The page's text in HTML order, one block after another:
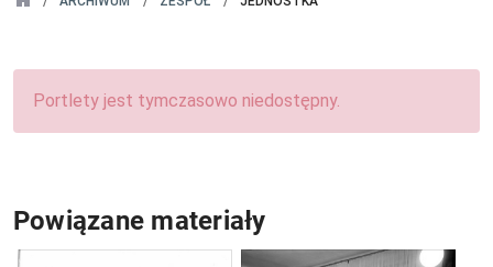
Portlety jest tymczasowo niedostępny.
Powiązane materiały